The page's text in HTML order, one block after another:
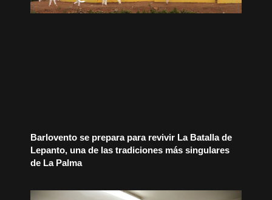
Barlovento se prepara para revivir La Batalla de
Lepanto, una de las tradiciones más singulares
de La Palma